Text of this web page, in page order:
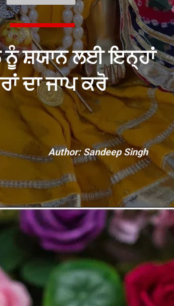
ਨੂੰ ਸ਼ਯਾਨ ਲਈ ਇਨ੍ਹਾਂ
ਦਾ ਜਾਪ ਕਰੋ
Author: Sandeep Singh